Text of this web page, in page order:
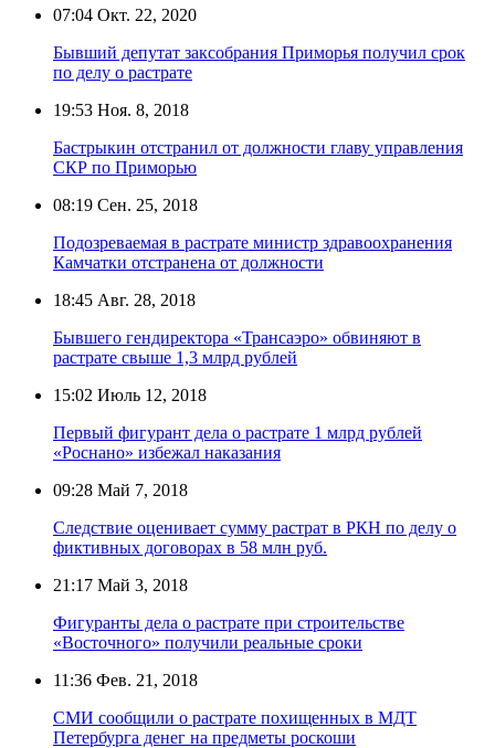
07:04 Окт. 22, 2020
Бывший депутат заксобрания Приморья получил срок
по делу о растрате
19:53 Ноя. 8, 2018
Бастрыкин отстранил от должности главу управления
СКР по Приморью
08:19 Сен. 25, 2018
Подозреваемая в растрате министр здравоохранения
Камчатки отстранена от должности
18:45 Авг. 28, 2018
Бывшего гендиректора «Трансаэро» обвиняют в
растрате свыше 1,3 млрд рублей
15:02 Июль 12, 2018
Первый фигурант дела о растрате 1 млрд рублей
«Роснано» избежал наказания
09:28 Май 7, 2018
Следствие оценивает сумму растрат в РКН по делу о
фиктивных договорах в 58 млн руб.
21:17 Май 3, 2018
Фигуранты дела о растрате при строительстве
«Восточного» получили реальные сроки
11:36 Фев. 21, 2018
СМИ сообщили о растрате похищенных в МДТ
Петербурга денег на предметы роскоши